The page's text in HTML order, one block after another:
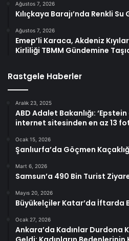
Ağustos 7, 2026
Kılıçkaya Barajı’nda Renkli
Ağustos 7, 2026
Emep’li Karaca, Akdeniz
Kirliliği TBMM Gündemine
Rastgele Haberler
Aralık 23, 2025
ABD Adalet Bakanlığı:
internet sitesinden en az 13
Ocak 15, 2026
Şanlıurfa’da Göçmen
Mart 6, 2026
Samsun’a 490 Bin Turist
Mayıs 20, 2026
Büyükelçiler Katar’da İftarda
Ocak 27, 2026
Ankara’da Kadınlar Durdona